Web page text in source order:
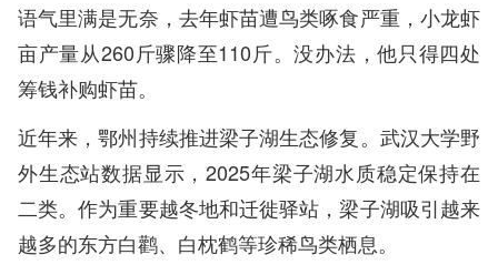
语气里满是无奈，去年虾苗遭鸟类啄食严重，小龙虾
亩产量从260斤骤降至110斤。没办法，他只得四处
筹钱补购虾苗。
近年来，鄂州持续推进梁子湖生态修复。武汉大学野
外生态站数据显示，2025年梁子湖水质稳定保持在
二类。作为重要越冬地和迁徙驿站，梁子湖吸引越来
越多的东方白鹳、白枕鹤等珍稀鸟类栖息。